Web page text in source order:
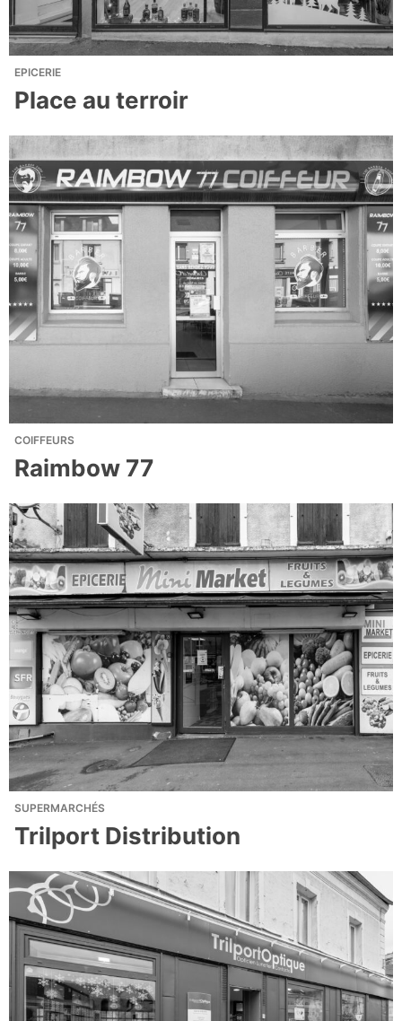
EPICERIE
Place au terroir
COIFFEURS
Raimbow 77
SUPERMARCHÉS
Trilport Distribution